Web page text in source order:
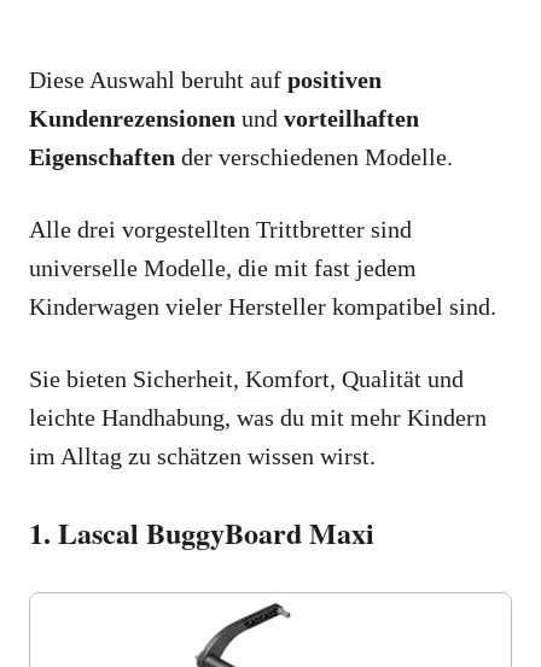
Diese Auswahl beruht auf positiven
Kundenrezensionen und vorteilhaften
Eigenschaften der verschiedenen Modelle.
Alle drei vorgestellten Trittbretter sind
universelle Modelle, die mit fast jedem
Kinderwagen vieler Hersteller kompatibel sind.
Sie bieten Sicherheit, Komfort, Qualität und
leichte Handhabung, was du mit mehr Kindern
im Alltag zu schätzen wissen wirst.
1. Lascal BuggyBoard Maxi